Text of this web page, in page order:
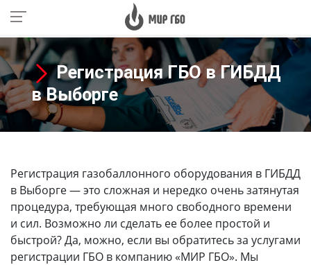
Регистрация ГБО в ГИБДД
в Выборге
Регистрация газобаллонного оборудования в ГИБДД
в Выборге— это сложная и нередко очень затянутая
процедура, требующая много свободного времени
и сил. Возможно ли сделать ее более простой и
быстрой? Да, можно, если вы обратитесь за услугами
регистрации ГБО в компанию «МИР ГБО». Мы